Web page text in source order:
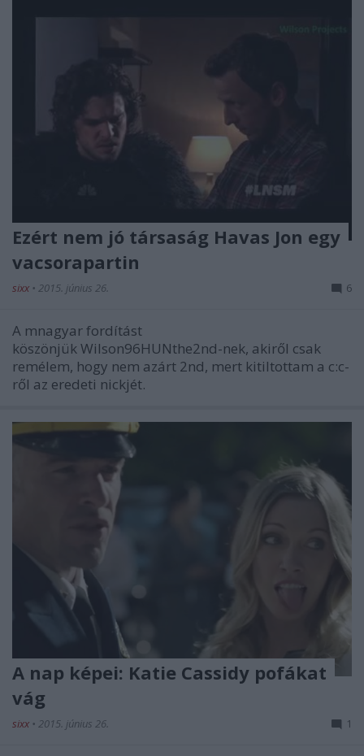
Ezért nem jó társaság Havas Jon egy
vacsorapartin
sixx • 2015. június 26. 6
A mnagyar fordítást
köszönjük Wilson96HUNthe2nd-nek, akiről csak
remélem, hogy nem azárt 2nd, mert kitiltottam a c:c-
ről az eredeti nickjét.
A nap képei: Katie Cassidy pofákat
vág
sixx • 2015. június 26. 1